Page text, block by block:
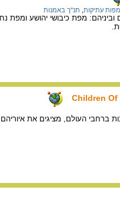
מפות עתיקות תנ"ך באמנות
מפת כיבושי יהושע ומפת
Children Of
ברחבי העולם, מציגים את